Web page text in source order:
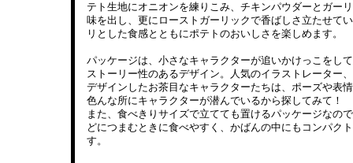
テト生地にオニオンを練りこみ、チキンパウダーとガー
味を出し、更にローストガーリックで香ばしさ立たせて
リとした食感とともにポテトのおいしさを楽しめます。
パッケージは、小さなキャラクターが追いかけっこをし
ストーリー性のあるデザイン。人気のイラストレーター
デザインしたお茶目なキャラクターたちは、ポーズや表
色んな所にキャラクターが潜んでいるから探してみて！
また、食べきりサイズで立てても置けるパッケージなの
どにつまむときに食べやすく、かばんの中にもコンパク
す。